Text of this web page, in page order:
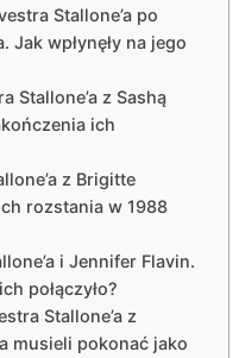
Stallone’a po
wpłynęły na jego
Stallone’a z Sashą
ich
z Brigitte
rozstania w 1988
i Jennifer Flavin.
połączyło?
Stallone’a z
musieli pokonać jako